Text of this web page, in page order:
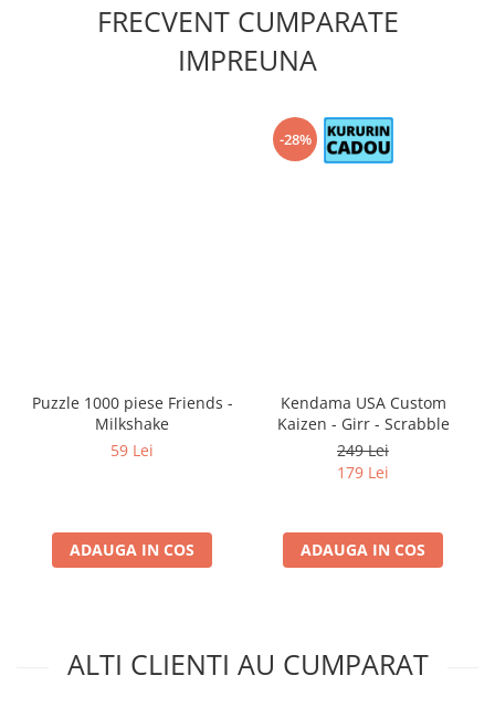
FRECVENT CUMPARATE
IMPREUNA
Puzzle 1000 piese Friends -
Milkshake
59 Lei
ADAUGA IN COS
-28%
Kendama USA Custom
Kaizen - Girr - Scrabble
249 Lei
179 Lei
ADAUGA IN COS
ALTI CLIENTI AU CUMPARAT